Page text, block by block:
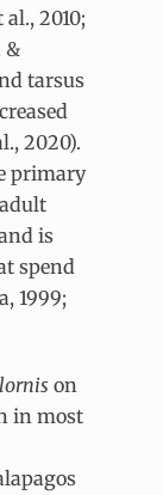
2010;
&
tarsus
2020).
primary
is
spend
1999;
on
in most